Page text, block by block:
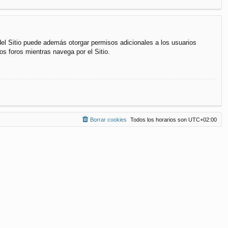
Sitio puede además otorgar permisos adicionales a los usuarios
foros mientras navega por el Sitio.
Todos los horarios son UTC+02:00
Borrar cookies